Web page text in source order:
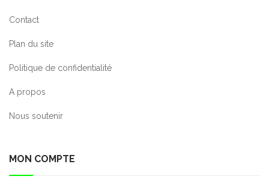
Contact
Plan du site
Politique de confidentialité
A propos
Nous soutenir
MON COMPTE